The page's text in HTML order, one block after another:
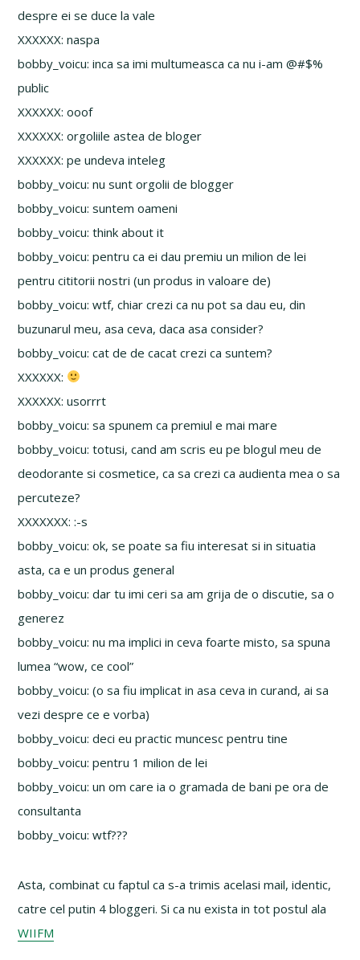
despre ei se duce la vale
XXXXXX: naspa
bobby_voicu: inca sa imi multumeasca ca nu i-am @#$%
public
XXXXXX: ooof
XXXXXX: orgoliile astea de bloger
XXXXXX: pe undeva inteleg
bobby_voicu: nu sunt orgolii de blogger
bobby_voicu: suntem oameni
bobby_voicu: think about it
bobby_voicu: pentru ca ei dau premiu un milion de lei
pentru cititorii nostri (un produs in valoare de)
bobby_voicu: wtf, chiar crezi ca nu pot sa dau eu, din
buzunarul meu, asa ceva, daca asa consider?
bobby_voicu: cat de de cacat crezi ca suntem?
XXXXXX:
XXXXXX: usorrrt
bobby_voicu: sa spunem ca premiul e mai mare
bobby_voicu: totusi, cand am scris eu pe blogul meu de
deodorante si cosmetice, ca sa crezi ca audienta mea o sa
percuteze?
XXXXXXX: :-s
bobby_voicu: ok, se poate sa fiu interesat si in situatia
asta, ca e un produs general
bobby_voicu: dar tu imi ceri sa am grija de o discutie, sa o
generez
bobby_voicu: nu ma implici in ceva foarte misto, sa spuna
lumea “wow, ce cool”
bobby_voicu: (o sa fiu implicat in asa ceva in curand, ai sa
vezi despre ce e vorba)
bobby_voicu: deci eu practic muncesc pentru tine
bobby_voicu: pentru 1 milion de lei
bobby_voicu: un om care ia o gramada de bani pe ora de
consultanta
bobby_voicu: wtf???
Asta, combinat cu faptul ca s-a trimis acelasi mail, identic,
catre cel putin 4 bloggeri. Si ca nu exista in tot postul ala
WIIFM